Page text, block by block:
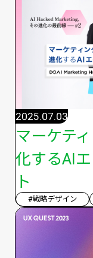
マーケテ
化するAI
ト
2025.07.03
#戦略デザイン